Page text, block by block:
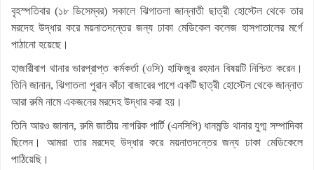
বৃহস্পতিবার (১৮ ডিসেম্বর) সকালে ঝিগাতলা জান্নাতী ছাত্রী হোস্টেল থেকে তার
মরদেহ উদ্ধার করে ময়নাতদন্তের জন্য ঢাকা মেডিকেল কলেজ হাসপাতালের মর্গে
পাঠানো হয়েছে।
হাজারীবাগ থানার ভারপ্রাপ্ত কর্মকর্তা (ওসি) হাফিজুর রহমান বিষয়টি নিশ্চিত করেন।
তিনি জানান, ঝিগাতলা পুরান কাঁচা বাজারের পাশে একটি ছাত্রী হোস্টেল থেকে জান্নাত
আরা রুমি নামে একজনের মরদেহ উদ্ধার করা হয়।
তিনি আরও জানান, রুমি জাতীয় নাগরিক পার্টি (এনসিপি) ধানমন্ডি থানার যুগ্ম সম্পাদিকা
ছিলেন। আমরা তার মরদেহ উদ্ধার করে ময়নাতদন্তের জন্য ঢাকা মেডিকেলে
পাঠিয়েছি।